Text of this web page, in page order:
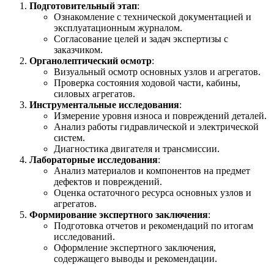
Подготовительный этап:
Ознакомление с технической документацией и
эксплуатационным журналом.
Согласование целей и задач экспертизы с
заказчиком.
Органолептический осмотр:
Визуальный осмотр основных узлов и агрегатов.
Проверка состояния ходовой части, кабины,
силовых агрегатов.
Инструментальные исследования:
Измерение уровня износа и повреждений деталей.
Анализ работы гидравлической и электрической
систем.
Диагностика двигателя и трансмиссии.
Лабораторные исследования:
Анализ материалов и компонентов на предмет
дефектов и повреждений.
Оценка остаточного ресурса основных узлов и
агрегатов.
Формирование экспертного заключения:
Подготовка отчетов и рекомендаций по итогам
исследований.
Оформление экспертного заключения,
содержащего выводы и рекомендации.